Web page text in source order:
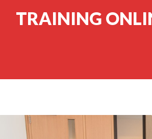
TRAINING